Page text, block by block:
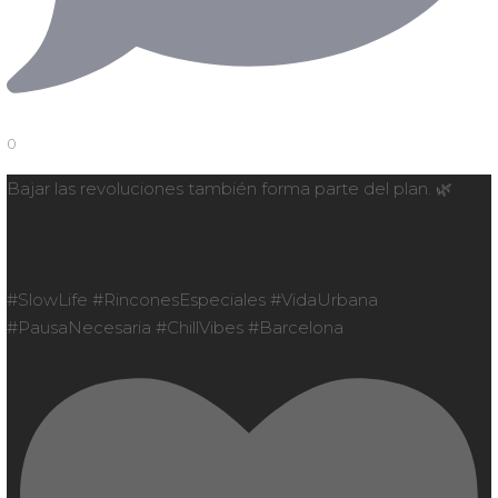
0
Bajar las revoluciones también forma parte del plan. 🌿
#SlowLife #RinconesEspeciales #VidaUrbana
#PausaNecesaria #ChillVibes #Barcelona